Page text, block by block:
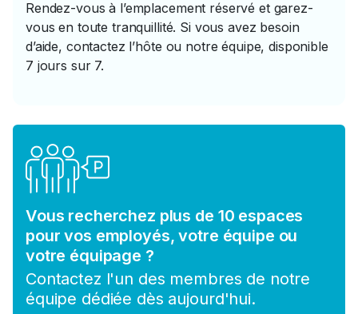
Rendez-vous à l’emplacement réservé et garez-
vous en toute tranquillité. Si vous avez besoin
d’aide, contactez l’hôte ou notre équipe, disponible
7 jours sur 7.
Vous recherchez plus de 10 espaces
pour vos employés, votre équipe ou
votre équipage ?
Contactez l'un des membres de notre
équipe dédiée dès aujourd'hui.